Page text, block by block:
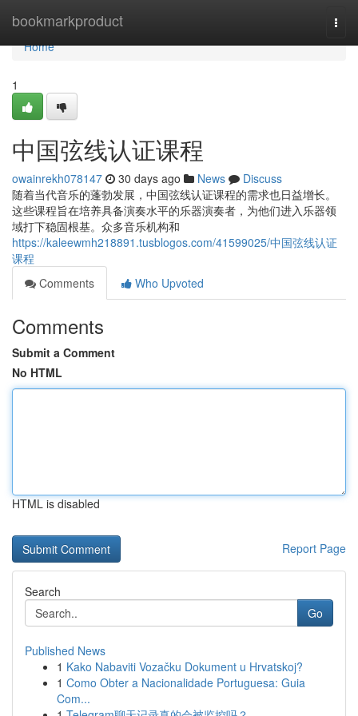
bookmarkproduct
Home
Home
1
中国弦线认证课程
owainrekh078147 30 days ago News
Discuss
随着当代音乐的蓬勃发展，中国弦线认证课程的需求也日益增长。
这些课程旨在培养具备演奏水平的乐器演奏者，为他们进入乐器领
域打下稳固根基。众多音乐机构和
https://kaleewmh218891.tusblogos.com/41599025/中国弦线认证
课程
Comments
Who Upvoted
Comments
Submit a Comment
No HTML
HTML is disabled
Report Page
Search
Go
Published News
1 Kako Nabaviti Vozačku Dokument u Hrvatskoj?
1 Como Obter a Nacionalidade Portuguesa: Guia
Com...